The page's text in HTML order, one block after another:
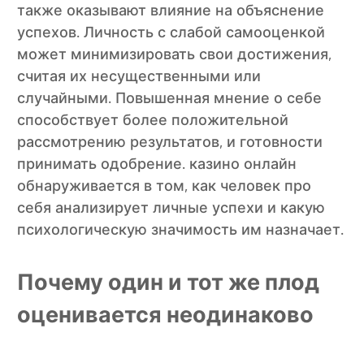
также оказывают влияние на объяснение
успехов. Личность с слабой самооценкой
может минимизировать свои достижения,
считая их несущественными или
случайными. Повышенная мнение о себе
способствует более положительной
рассмотрению результатов, и готовности
принимать одобрение. казино онлайн
обнаруживается в том, как человек про
себя анализирует личные успехи и какую
психологическую значимость им назначает.
Почему один и тот же плод
оценивается неодинаково